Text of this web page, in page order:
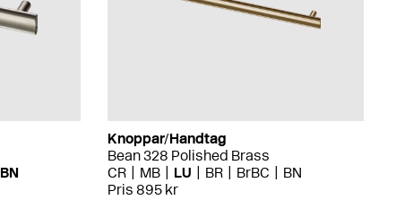
BN
Knoppar/Handtag
Bean 328 Polished Brass
CR
MB LU BR BrBC
BN
Pris 895 kr